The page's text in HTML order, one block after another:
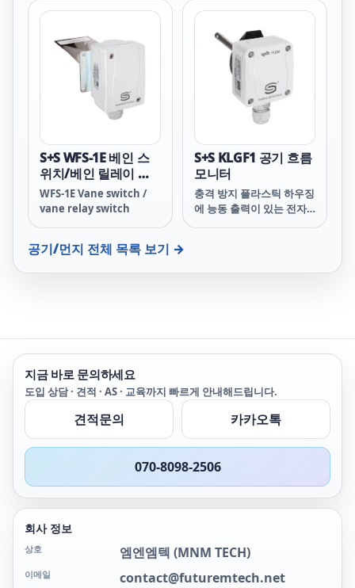
S+S WFS-1E 베인 스
위치/베인 릴레이 스
위치
WFS-1E Vane switch /
vane relay switch
S+S KLGF1 공기 흐름
모니터
충격 방지 플라스틱 하우징
에 능동 출력이 있는 전자
공기/먼지 전체 목록 보기 →
지금 바로 문의하세요
도입 상담 · 견적 · AS · 교육까지 빠르게 안내해드립니다.
견적문의 카카오톡
070-8098-2506
회사 정보
상호 엠엔엠텍 (MNM TECH)
이메일 contact@futuremtech.net